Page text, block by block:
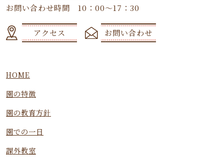
お問い合わせ時間 10：00～17：30
アクセス お問い合わせ
HOME
園の特徴
園の教育方針
園での一日
課外教室